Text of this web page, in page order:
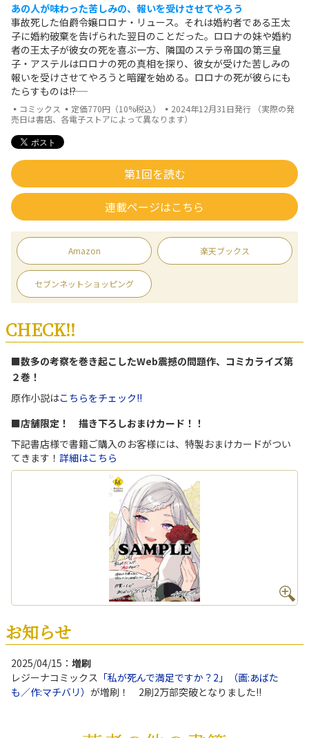
あの人が味わった苦しみの、報いを受けさせてやろう
事故死した伯爵令嬢ロロナ・リュース。それは婚約者である王太
子に婚約破棄を告げられた翌日のことだった。ロロナの妹や婚約
者の王太子が彼女の死を喜ぶ一方、隣国のステラ帝国の第三皇
子・アステルはロロナの死の真相を探り、彼女が受けた苦しみの
報いを受けさせてやろうと暗躍を始める。ロロナの死が彼らにも
たらすものは――!?
▪コミックス ▪定価770円（10%税込） ▪2024年12月31日発行 （実際の発
売日は書店、各電子ストアによって異なります）
第1回を読む
連載ページはこちら
Amazon 楽天ブックス
セブンネットショッピング
CHECK!!
■数多の考察を巻き起こしたWeb震撼の問題作、コミカライズ第
２巻！
原作小説はこちらをチェック!!
■店舗限定！ 描き下ろしおまけカード！！
下記書店様で書籍ご購入のお客様には、特製おまけカードがつい
てきます！ 詳細はこちら
お知らせ
2025/04/15： 増刷
レジーナコミックス 「私が死んで満足ですか？2」（画:あばた
も／作:マチバリ） が増刷！ 2刷2万部突破となりました!!